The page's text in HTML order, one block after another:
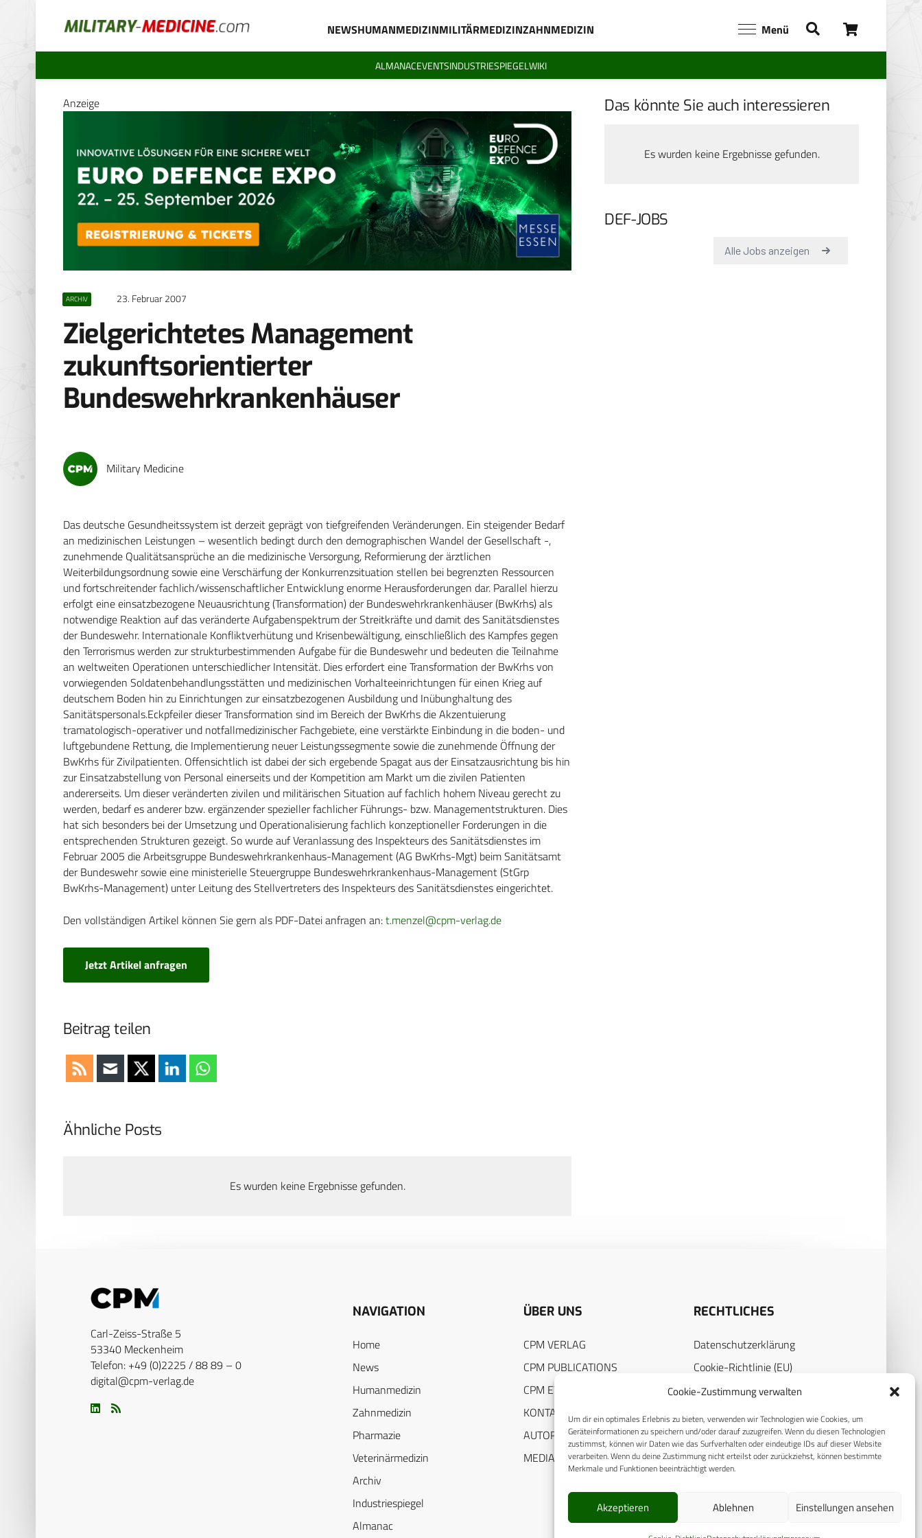
Cookie-Zustimmung verwalten
Um dir ein optimales Erlebnis zu bieten, verwenden wir Technologien wie Cookies, um
Geräteinformationen zu speichern und/oder darauf zuzugreifen. Wenn du diesen Technologien
zustimmst, können wir Daten wie das Surfverhalten oder eindeutige IDs auf dieser Website
verarbeiten. Wenn du deine Zustimmung nicht erteilst oder zurückziehst, können bestimmte
Merkmale und Funktionen beeinträchtigt werden.
Akzeptieren Ablehnen Einstellungen ansehen
NEWSHUMANMEDIZINMILITÄRMEDIZINZAHNMEDIZIN Menü
ALMANACEVENTSINDUSTRIESPIEGELWIKI
Anzeige
ARCHIV 23. Februar 2007
Zielgerichtetes Management
zukunftsorientierter
Bundeswehrkrankenhäuser
Military Medicine
Das deutsche Gesundheitssystem ist derzeit geprägt von tiefgreifenden Veränderungen. Ein steigender Bedarf
an medizinischen Leistungen – wesentlich bedingt durch den demographischen Wandel der Gesellschaft -,
zunehmende Qualitätsansprüche an die medizinische Versorgung, Reformierung der ärztlichen
Weiterbildungsordnung sowie eine Verschärfung der Konkurrenzsituation stellen bei begrenzten Ressourcen
und fortschreitender fachlich/wissenschaftlicher Entwicklung enorme Herausforderungen dar. Parallel hierzu
erfolgt eine einsatzbezogene Neuausrichtung (Transformation) der Bundeswehrkrankenhäuser (BwKrhs) als
notwendige Reaktion auf das veränderte Aufgabenspektrum der Streitkräfte und damit des Sanitätsdienstes
der Bundeswehr. Internationale Konfliktverhütung und Krisenbewältigung, einschließlich des Kampfes gegen
den Terrorismus werden zur strukturbestimmenden Aufgabe für die Bundeswehr und bedeuten die Teilnahme
an weltweiten Operationen unterschiedlicher Intensität. Dies erfordert eine Transformation der BwKrhs von
vorwiegenden Soldatenbehandlungsstätten und medizinischen Vorhalteeinrichtungen für einen Krieg auf
deutschem Boden hin zu Einrichtungen zur einsatzbezogenen Ausbildung und Inübunghaltung des
Sanitätspersonals.Eckpfeiler dieser Transformation sind im Bereich der BwKrhs die Akzentuierung
tramatologisch-operativer und notfallmedizinischer Fachgebiete, eine verstärkte Einbindung in die boden- und
luftgebundene Rettung, die Implementierung neuer Leistungssegmente sowie die zunehmende Öffnung der
BwKrhs für Zivilpatienten. Offensichtlich ist dabei der sich ergebende Spagat aus der Einsatzausrichtung bis hin
zur Einsatzabstellung von Personal einerseits und der Kompetition am Markt um die zivilen Patienten
andererseits. Um dieser veränderten zivilen und militärischen Situation auf fachlich hohem Niveau gerecht zu
werden, bedarf es anderer bzw. ergänzender spezieller fachlicher Führungs- bzw. Managementstrukturen. Dies
hat sich besonders bei der Umsetzung und Operationalisierung fachlich konzeptioneller Forderungen in die
entsprechenden Strukturen gezeigt. So wurde auf Veranlassung des Inspekteurs des Sanitätsdienstes im
Februar 2005 die Arbeitsgruppe Bundeswehrkrankenhaus-Management (AG BwKrhs-Mgt) beim Sanitätsamt
der Bundeswehr sowie eine ministerielle Steuergruppe Bundeswehrkrankenhaus-Management (StGrp
BwKrhs-Management) unter Leitung des Stellvertreters des Inspekteurs des Sanitätsdienstes eingerichtet.
Den vollständigen Artikel können Sie gern als PDF-Datei anfragen an:t.menzel@cpm-verlag.de
Jetzt Artikel anfragen
Beitrag teilen
Das könnte Sie auch interessieren
Es wurden keine Ergebnisse gefunden.
DEF-JOBS
Ähnliche Posts
Es wurden keine Ergebnisse gefunden.
Carl-Zeiss-Straße 5
53340 Meckenheim
Telefon: +49 (0)2225 / 88 89 – 0
digital@cpm-verlag.de
NAVIGATION
Home
News
Humanmedizin
Zahnmedizin
Pharmazie
Veterinärmedizin
Archiv
Industriespiegel
Almanac
ÜBER UNS
CPM VERLAG
CPM PUBLICATIONS
CPM EVENTS
KONTAKT
AUTORENHINWEISE
MEDIADATEN
RECHTLICHES
Datenschutzerklärung
Cookie-Richtlinie (EU)
AGB
Compliance
Impressum